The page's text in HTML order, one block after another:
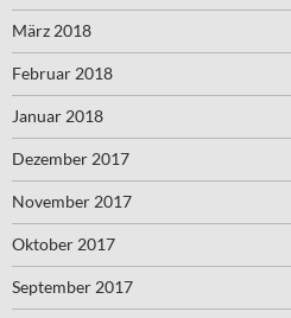
März 2018
Februar 2018
Januar 2018
Dezember 2017
November 2017
Oktober 2017
September 2017